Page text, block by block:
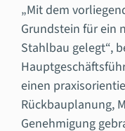
„Mit dem
Grundstein für ein
Stahlbau gelegt“,
einen
Rückbauplanung,
Genehmigung